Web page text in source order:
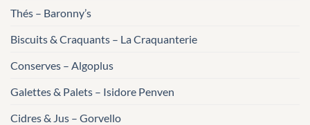
Thés – Baronny’s
Biscuits & Craquants – La Craquanterie
Conserves – Algoplus
Galettes & Palets – Isidore Penven
Cidres & Jus – Gorvello